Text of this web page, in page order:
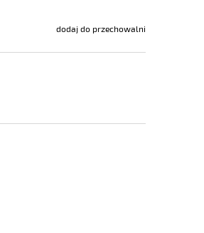
dodaj do przechowalni